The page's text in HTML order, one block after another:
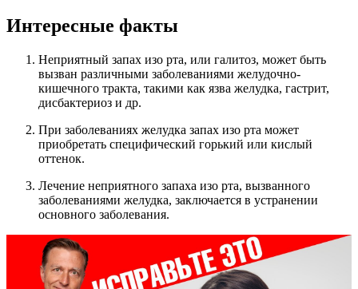
Интересные факты
Неприятный запах изо рта, или галитоз, может быть
вызван различными заболеваниями желудочно-
кишечного тракта, такими как язва желудка, гастрит,
дисбактериоз и др.
При заболеваниях желудка запах изо рта может
приобретать специфический горький или кислый
оттенок.
Лечение неприятного запаха изо рта, вызванного
заболеваниями желудка, заключается в устранении
основного заболевания.